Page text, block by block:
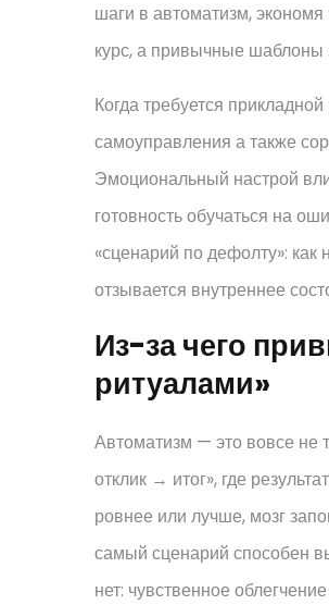
шаги в автоматизм,
курс, а привычные шаблоны
Когда требуется
самоуправления а также
Эмоциональный настрой
готовность обучаться на
«сценарий по дефолту»:
отзывается внутреннее
Из-за чего
ритуалами»
Автоматизм — это вовсе не
отклик → итог», где
ровнее или лучше, мозг
самый сценарий способен
нет: чувственное